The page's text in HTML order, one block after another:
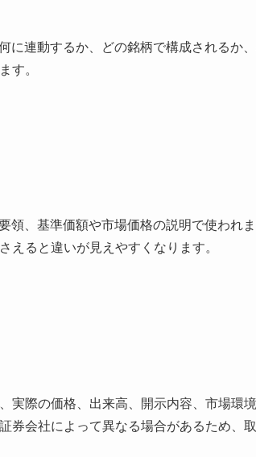
に連動するか、どの銘柄で構成されるか
す。
領、基準価額や市場価格の説明で使われ
えると違いが見えやすくなります。
実際の価格、出来高、開示内容、市場環
券会社によって異なる場合があるため、